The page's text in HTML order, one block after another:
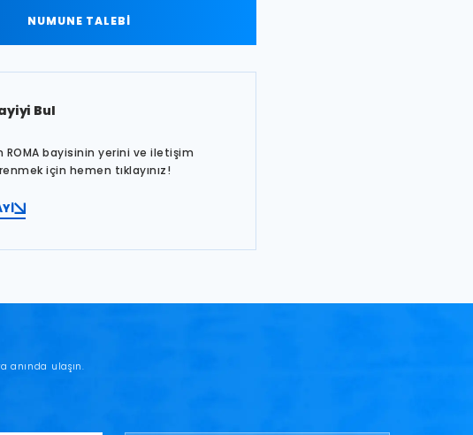
NUMUNE TALEBİ
Bul
ROMA bayisinin yerini ve iletişim
için hemen tıklayınız!
anında ulaşın.